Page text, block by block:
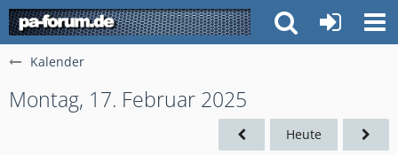
Kalender
Montag, 17. Februar 2025
Heute